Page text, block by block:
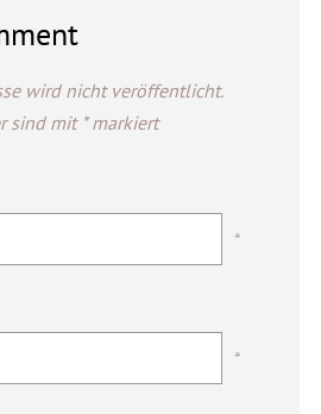
wird nicht veröffentlicht.
sind mit *markiert
*
*